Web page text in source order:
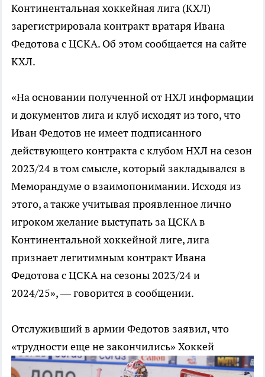
Континентальная хоккейная лига (КХЛ)
зарегистрировала контракт вратаря Ивана
Федотова с ЦСКА. Об этом сообщается на сайте
КХЛ.
«На основании полученной от НХЛ информации
и документов лига и клуб исходят из того, что
Иван Федотов не имеет подписанного
действующего контракта с клубом НХЛ на сезон
2023/24 в том смысле, который закладывался в
Меморандуме о взаимопонимании. Исходя из
этого, а также учитывая проявленное лично
игроком желание выступать за ЦСКА в
Континентальной хоккейной лиге, лига
признает легитимным контракт Ивана
Федотова с ЦСКА на сезоны 2023/24 и
2024/25», — говорится в сообщении.
Отслуживший в армии Федотов заявил, что
«трудности еще не закончились» Хоккей